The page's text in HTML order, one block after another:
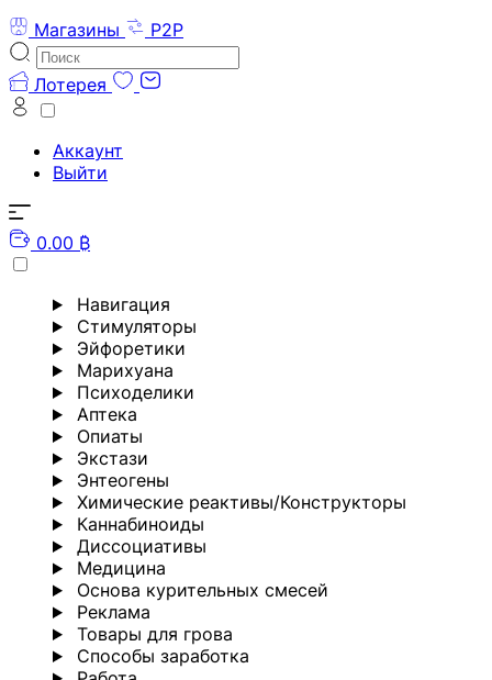
Магазины
P2P
Лотерея
Аккаунт
Выйти
0.00 ₿
Навигация
Стимуляторы
Эйфоретики
Марихуана
Психоделики
Аптека
Опиаты
Экстази
Энтеогены
Химические реактивы/Конструкторы
Каннабиноиды
Диссоциативы
Медицина
Основа курительных смесей
Реклама
Товары для грова
Способы заработка